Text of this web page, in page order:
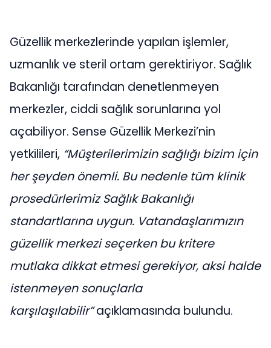
Güzellik merkezlerinde yapılan işlemler,
uzmanlık ve steril ortam gerektiriyor. Sağlık
Bakanlığı tarafından denetlenmeyen
merkezler, ciddi sağlık sorunlarına yol
açabiliyor. Sense Güzellik Merkezi’nin
yetkilileri, “Müşterilerimizin sağlığı bizim için
her şeyden önemli. Bu nedenle tüm klinik
prosedürlerimiz Sağlık Bakanlığı
standartlarına uygun. Vatandaşlarımızın
güzellik merkezi seçerken bu kritere
mutlaka dikkat etmesi gerekiyor, aksi halde
istenmeyen sonuçlarla
karşılaşılabilir”açıklamasında bulundu.